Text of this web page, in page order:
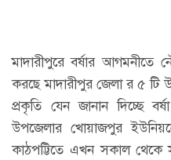
মাদারীপুরে বর্ষার
করছে মাদারীপুর জেলা র ৫ টি
প্রকৃতি যেন জানান দিচ্ছে
উপজেলার খোয়াজপুর
কাঠপট্টিতে এখন সকাল থেকে